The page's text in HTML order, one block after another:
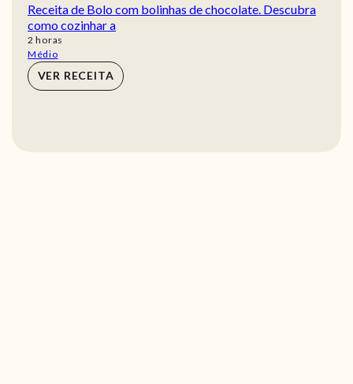
Receita de Bolo com bolinhas de chocolate. Descubra
como cozinhar a
2 horas
horas
Médio
VER RECEITA